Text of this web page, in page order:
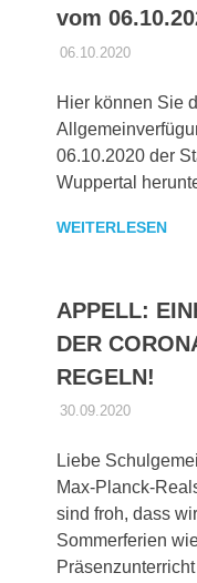
vom
06.10.2020DANIEL
Hier können Sie
06.10.2020 der
Wuppertal
WEITERLESEN
APPELL:
DER
REGELN!
30.09.2020DANIEL
Liebe
Max-Planck-
sind froh, dass
Sommerferien